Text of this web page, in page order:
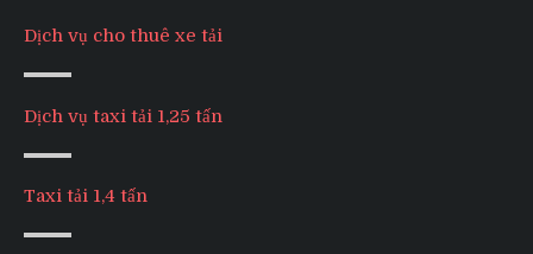
Dịch vụ cho thuê xe tải
Dịch vụ taxi tải 1,25 tấn
Taxi tải 1,4 tấn